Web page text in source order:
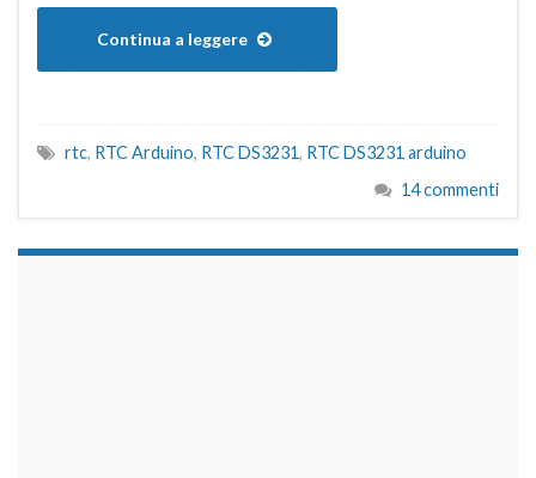
Continua a leggere
rtc, RTC Arduino, RTC DS3231, RTC DS3231 arduino
14 commenti